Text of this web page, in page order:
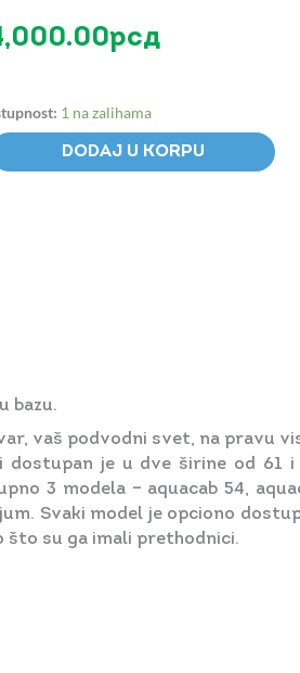
рсд
1 na zalihama
DODAJ U KORPU
bazu.
vaš podvodni svet, na pravu
dostupan je u dve širine od
3 modela – aquacab 54,
Svaki model je opciono
što su ga imali prethodnici.